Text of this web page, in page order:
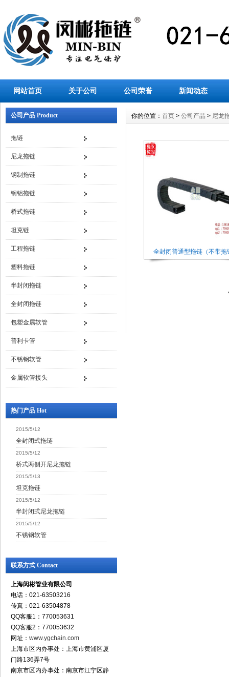
网站首页 关于公司 公司荣誉 新闻动态
公司产品 Product
拖链
尼龙拖链
钢制拖链
钢铝拖链
桥式拖链
坦克链
工程拖链
塑料拖链
半封闭拖链
全封闭拖链
包塑金属软管
普利卡管
不锈钢软管
金属软管接头
热门产品 Hot
2015/5/12
全封闭式拖链
2015/5/12
桥式两侧开尼龙拖链
2015/5/13
坦克拖链
2015/5/12
半封闭式尼龙拖链
2015/5/12
不锈钢软管
联系方式 Contact
上海闵彬管业有限公司
电话：021-63503216
传真：021-63504878
QQ客服1：770053631
QQ客服2：770053632
网址： www.ygchain.com
上海市区内办事处：上海市黄浦区厦
门路136弄7号
南京市区内办事处：南京市江宁区静
你的位置： 首页 > 公司产品 > 尼龙
全封闭普通型拖链（不带拖